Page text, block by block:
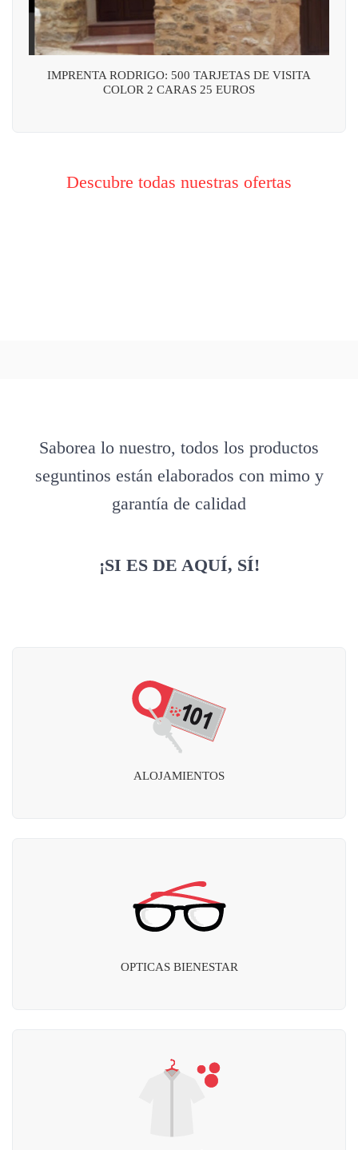
IMPRENTA RODRIGO: 500 TARJETAS DE VISITA
COLOR 2 CARAS 25 EUROS
Descubre todas nuestras ofertas
Saborea lo nuestro, todos los productos
seguntinos están elaborados con mimo y
garantía de calidad
¡SI ES DE AQUÍ, SÍ!
ALOJAMIENTOS
OPTICAS BIENESTAR